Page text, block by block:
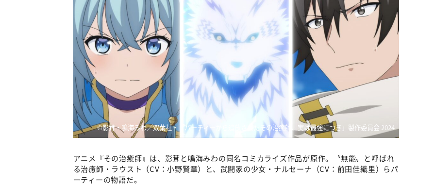
©️影茸・鳴海みわ／双葉社・「パーティーから追放されたその治癒師、実は最強につき」製作委員会 2024
アニメ『その治癒師』は、影茸と鳴海みわの同名コミカライズ作品が原作。〝無能〟と呼ばれ
る治癒師・ラウスト（CV：小野賢章）と、武闘家の少女・ナルセーナ（CV：前田佳織里）らパ
ーティーの物語だ。